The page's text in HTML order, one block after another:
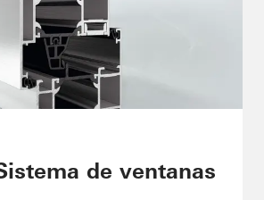
de ventanas